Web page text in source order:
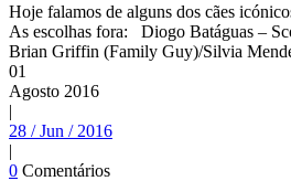
Hoje falamos de alguns dos cães
As escolhas fora: Diogo Batáguas –
Brian Griffin (Family Guy)/Silvia
01
Agosto 2016
|
28 / Jun / 2016
|
0 Comentários